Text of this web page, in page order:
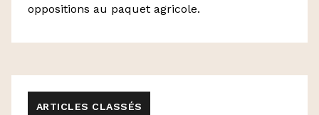
oppositions au paquet agricole.
ARTICLES CLASSÉS